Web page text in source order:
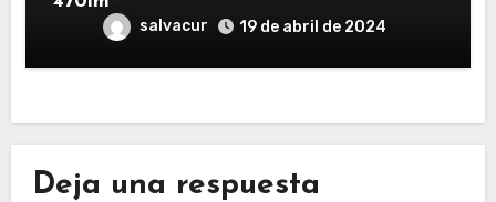
salvacur 19 de abril de 2024
Deja una respuesta